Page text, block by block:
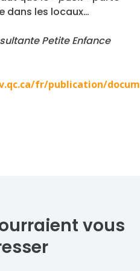
dans les locaux…
Petite Enfance
fr/publication/
vous